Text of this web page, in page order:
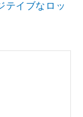
テイブなロッ